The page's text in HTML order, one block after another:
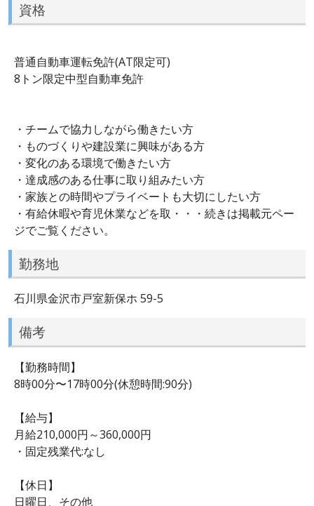
資格
普通自動車運転免許(AT限定可)
8トン限定中型自動車免許
・チームで協力しながら働きたい方
・ものづくりや建設業に興味がある方
・変化のある環境で働きたい方
・達成感のある仕事に取り組みたい方
・家族との時間やプライベートも大切にしたい方
・有給休暇や育児休業などを取・・・続きは掲載元ペー
ジでご覧ください。
勤務地
石川県金沢市戸室新保ホ 59-5
備考
【勤務時間】
8時00分〜17時00分(休憩時間:90分)
【給与】
月給210,000円～360,000円
・固定残業代:なし
【休日】
日曜日、その他